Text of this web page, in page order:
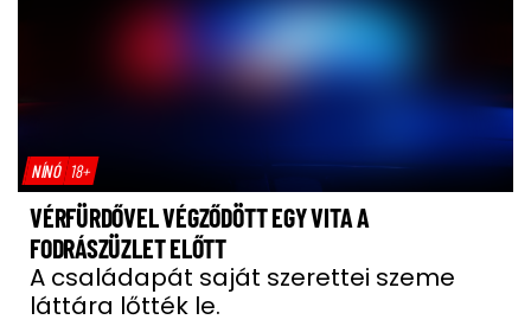
NÍNÓ 18+
VÉRFÜRDŐVEL VÉGZŐDÖTT EGY VITA A
FODRÁSZÜZLET ELŐTT
A családapát saját szerettei szeme
láttára lőtték le.